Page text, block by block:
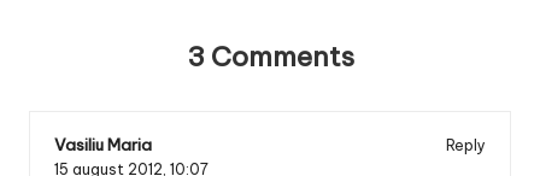
3 Comments
Vasiliu Maria
Reply
15 august 2012, 10:07